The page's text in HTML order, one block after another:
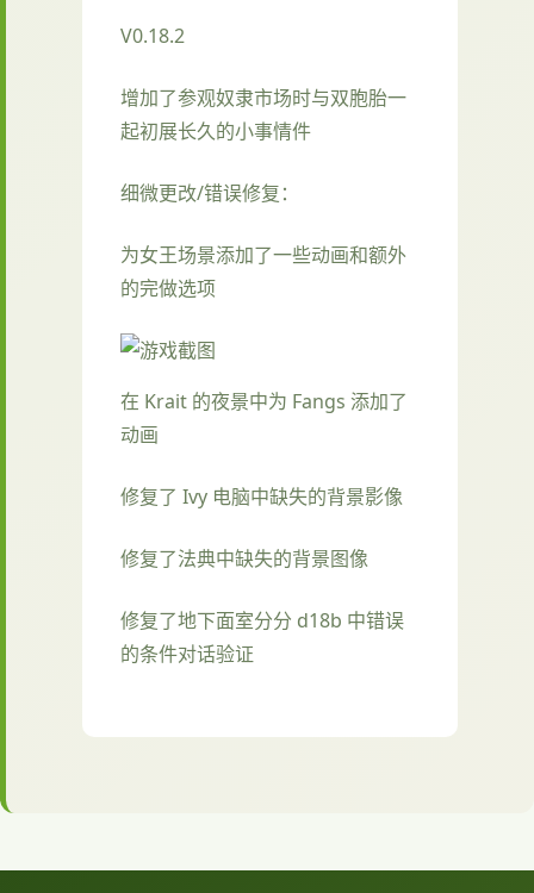
V0.18.2
增加了参观奴隶市场时与双胞胎一
起初展长久的小事情件
细微更改/错误修复：
为女王场景添加了一些动画和额外
的完做选项
在 Krait 的夜景中为 Fangs 添加了
动画
修复了 Ivy 电脑中缺失的背景影像
修复了法典中缺失的背景图像
修复了地下面室分分 d18b 中错误
的条件对话验证